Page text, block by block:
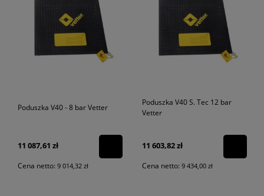
Poduszka V40 - 8 bar Vetter
11 087,61 zł
Cena netto: 9 014,32 zł
Poduszka V40 S. Tec 12 bar
Vetter
11 603,82 zł
Cena netto: 9 434,00 zł